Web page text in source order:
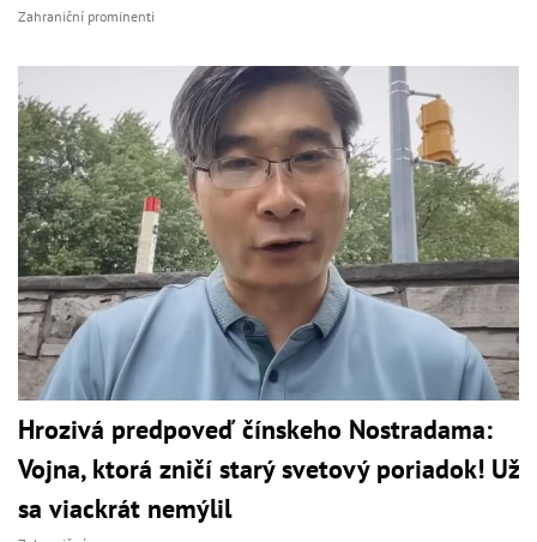
Zahraniční prominenti
Hrozivá predpoveď čínskeho Nostradama:
Vojna, ktorá zničí starý svetový poriadok! Už
sa viackrát nemýlil